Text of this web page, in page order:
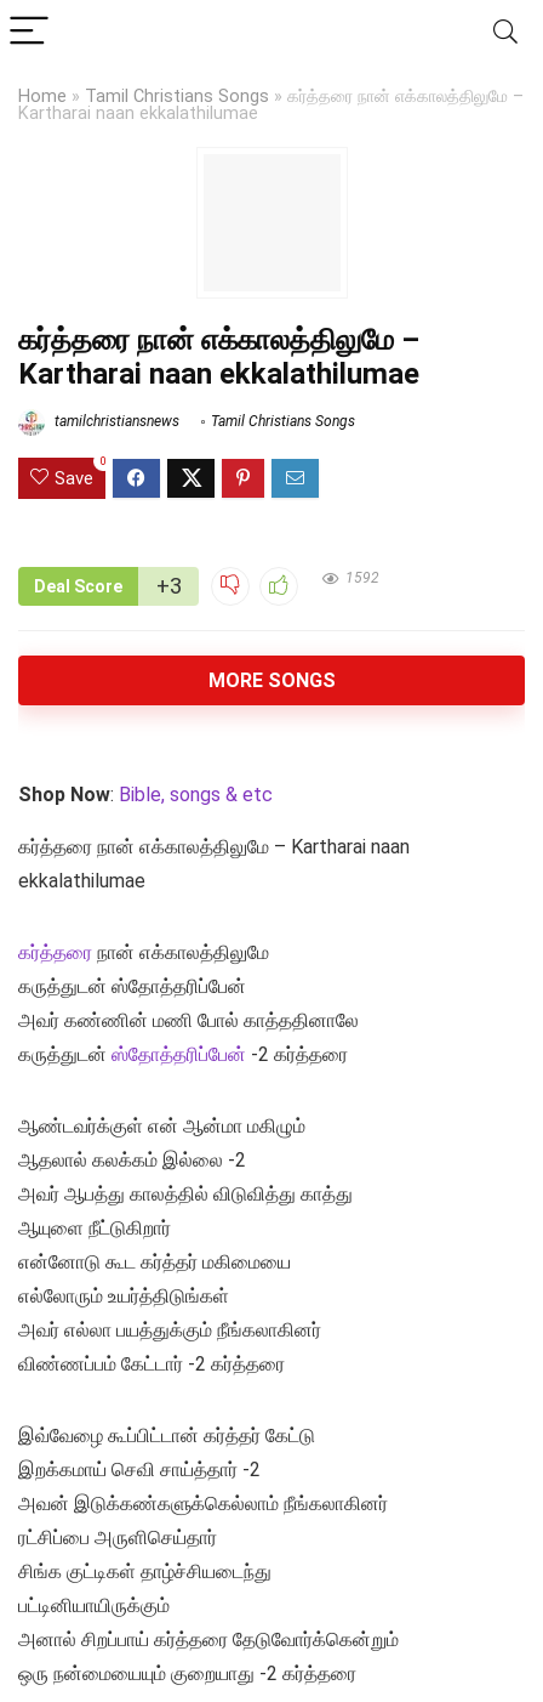
Home » Tamil Christians Songs » கர்த்தரை நான் எக்காலத்திலுமே –
Kartharai naan ekkalathilumae
கர்த்தரை நான் எக்காலத்திலுமே –
Kartharai naan ekkalathilumae
tamilchristiansnews Tamil Christians Songs
Save
0
Deal Score +3 1592
MORE SONGS
Shop Now: Bible, songs & etc
கர்த்தரை நான் எக்காலத்திலுமே – Kartharai naan
ekkalathilumae
கர்த்தரை நான் எக்காலத்திலுமே
கருத்துடன் ஸ்தோத்தரிப்பேன்
அவர் கண்ணின் மணி போல் காத்ததினாலே
கருத்துடன் ஸ்தோத்தரிப்பேன் -2 கர்த்தரை
ஆண்டவர்க்குள் என் ஆன்மா மகிழும்
ஆதலால் கலக்கம் இல்லை -2
அவர் ஆபத்து காலத்தில் விடுவித்து காத்து
ஆயுளை நீட்டுகிறார்
என்னோடு கூட கர்த்தர் மகிமையை
எல்லோரும் உயர்த்திடுங்கள்
அவர் எல்லா பயத்துக்கும் நீங்கலாகினர்
விண்ணப்பம் கேட்டார் -2 கர்த்தரை
இவ்வேழை கூப்பிட்டான் கர்த்தர் கேட்டு
இறக்கமாய் செவி சாய்த்தார் -2
அவன் இடுக்கண்களுக்கெல்லாம் நீங்கலாகினர்
ரட்சிப்பை அருளிசெய்தார்
சிங்க குட்டிகள் தாழ்ச்சியடைந்து
பட்டினியாயிருக்கும்
அனால் சிறப்பாய் கர்த்தரை தேடுவோர்க்கென்றும்
ஒரு நன்மையையும் குறையாது -2 கர்த்தரை